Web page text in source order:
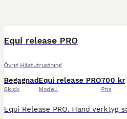
Equi release PRO
Övrig Hästutrustning
Begagnad
Skick
Equi release PRO
Modell
700 kr
Pris